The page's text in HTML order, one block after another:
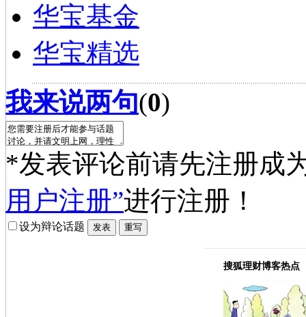
华宝基金
华宝精选
我来说两句(0)
*发表评论前请先注册成
用户注册”进行注册！
设为辩论话题
搜狐理财博客热点